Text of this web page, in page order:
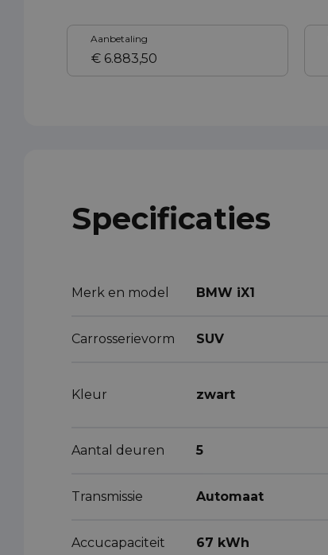
Aanbetaling
Specificaties
Merk en model BMW iX1
Carrosserievorm SUV
Kleur zwart
Aantal deuren 5
Transmissie Automaat
Accucapaciteit 67 kWh